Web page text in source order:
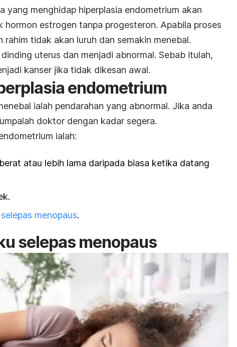
yang menghidap hiperplasia endometrium akan
hormon estrogen tanpa progesteron. Apabila proses
tidak akan luruh dan semakin menebal.
uterus dan menjadi abnormal. Sebab itulah,
kanser jika tidak dikesan awal.
endometrium
ialah pendarahan yang abnormal. Jika anda
doktor dengan kadar segera.
ialah:
atau lebih lama daripada biasa ketika datang
menopaus.
selepas menopaus